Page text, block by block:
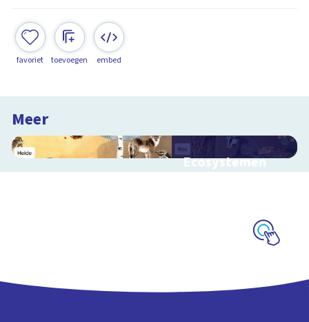
favoriet toevoegen embed
Meer
Ecosystemen
Interactieve